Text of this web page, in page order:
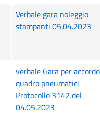
Verbale gara noleggio
stampanti 05.04.2023
verbale Gara per accordo
quadro pneumatici
Protocollo 3142 del
04.05.2023